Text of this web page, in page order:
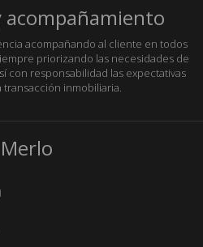
acompañando al cliente en todos
priorizando las necesidades de
con responsabilidad las expectativas
inmobiliaria.